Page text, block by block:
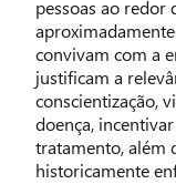
pessoas ao redor
convivam com a
justificam a
conscientização,
doença,
tratamento, além
historicamente